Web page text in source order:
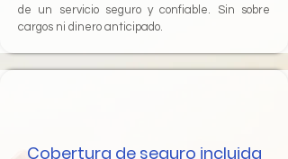
de un servicio seguro y confiable. Sin sobre
cargos ni dinero anticipado.
Cobertura de seguro incluida